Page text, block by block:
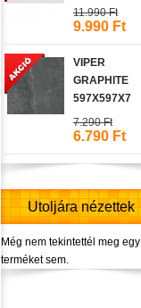
11.990 Ft
9.990 Ft
VIPER
GRAPHITE
597X597X7
7.290 Ft
6.790 Ft
Utoljára nézettek
Még nem tekintettél meg egy
terméket sem.